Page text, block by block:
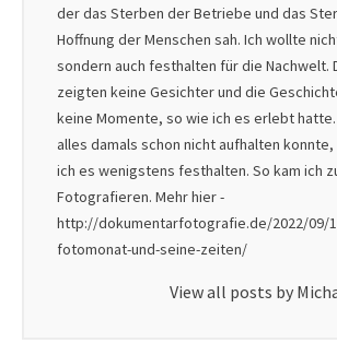
der das Sterben der Betriebe und das
Hoffnung der Menschen sah. Ich wollte
sondern auch festhalten für die Nachwelt.
zeigten keine Gesichter und die
keine Momente, so wie ich es erlebt hatte.
alles damals schon nicht aufhalten
ich es wenigstens festhalten. So kam ich
Fotografieren. Mehr hier -
http://dokumentarfotografie.de/2022/09/
fotomonat-und-seine-zeiten/
View all posts by